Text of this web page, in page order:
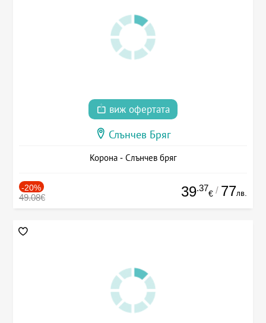
виж офертата
Слънчев Бряг
Корона - Слънчев бряг
-20%
49.08€ 39.37
€ / 77лв.